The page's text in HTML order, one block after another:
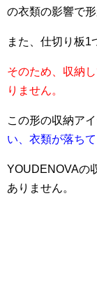
の衣類の影響で
また、仕切り板1
そのため、収納
りません。
この形の収納アイ
い、衣類が落ち
YOUDENOVAの
ありません。